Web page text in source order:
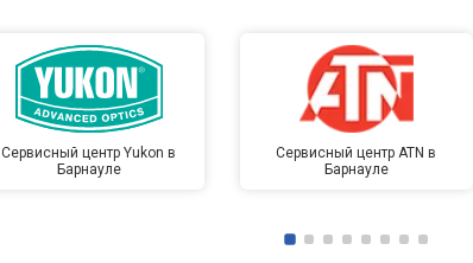
Сервисный центр Yukon в
Барнауле
Сервисный центр ATN в
Барнауле